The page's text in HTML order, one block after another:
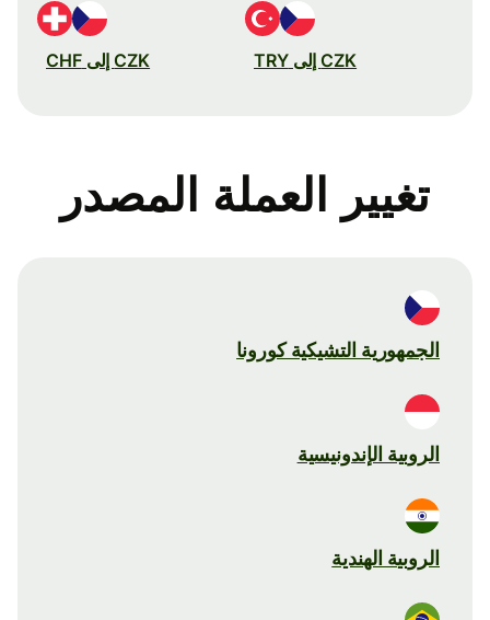
CZK إلى TRY CZK إلى CHF
تغيير العملة المصدر
الجمهورية التشيكية كورونا
الروبية الإندونيسية
الروبية الهندية